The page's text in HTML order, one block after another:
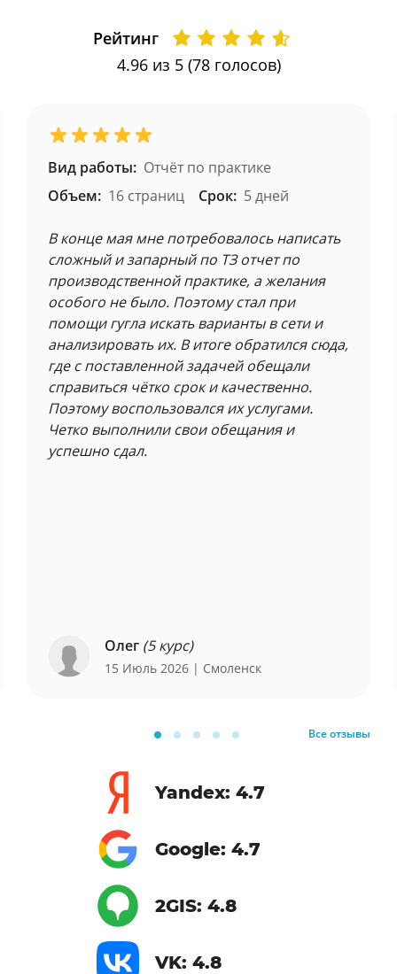
Рейтинг
4.96из 5 (78 голосов)
Вид работы: Отчёт по практике
Объем: 16 страниц Срок: 5 дней
В конце мая мне потребовалось написать
сложный и запарный по ТЗ отчет по
производственной практике, а желания
особого не было. Поэтому стал при
помощи гугла искать варианты в сети и
анализировать их. В итоге обратился сюда,
где с поставленной задачей обещали
справиться чётко срок и качественно.
Поэтому воспользовался их услугами.
Четко выполнили свои обещания и
успешно сдал.
Олег (5 курс)
15 Июль 2026 | Смоленск
Все отзывы
Yandex: 4.7
Google: 4.7
2GIS: 4.8
VK: 4.8